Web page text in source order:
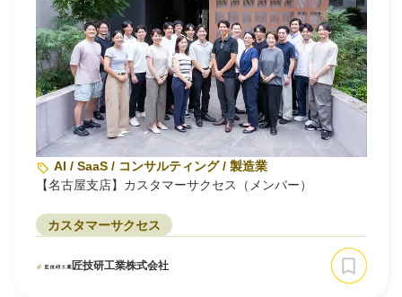
AI / SaaS / コンサルティング / 製造業
【名古屋支店】カスタマーサクセス（メンバー）
カスタマーサクセス
匠技研工業株式会社